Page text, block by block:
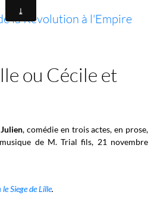
la Révolution à l'Empire
ou Cécile et
, comédie en trois actes, en prose,
de M. Trial fils, 21 novembre
le Siege de Lille.